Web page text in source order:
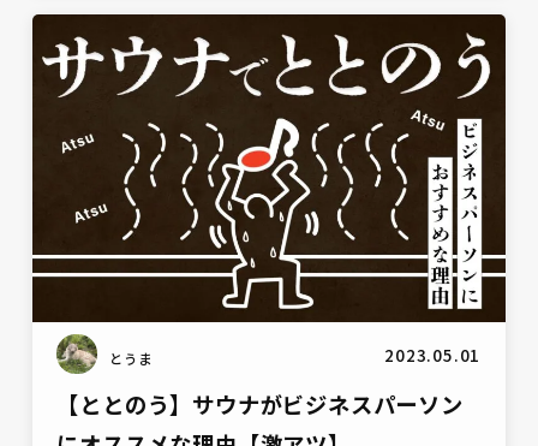
雑談
とうま 2023.05.01
【ととのう】サウナがビジネスパーソン